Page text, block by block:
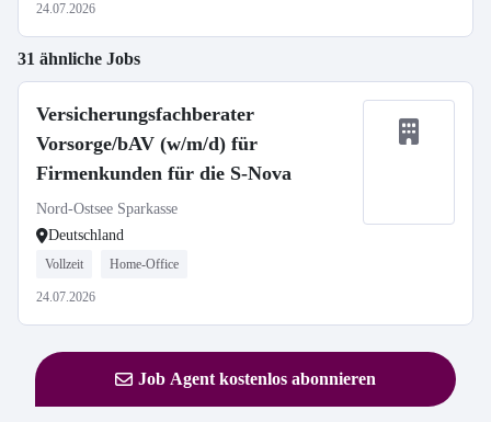
24.07.2026
31 ähnliche Jobs
Versicherungsfachberater
Vorsorge/bAV (w/m/d) für
Firmenkunden für die S-Nova
Nord-Ostsee Sparkasse
Deutschland
Vollzeit Home-Office
24.07.2026
Job Agent kostenlos abonnieren